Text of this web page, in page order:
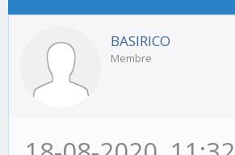
BASIRICO
Membre